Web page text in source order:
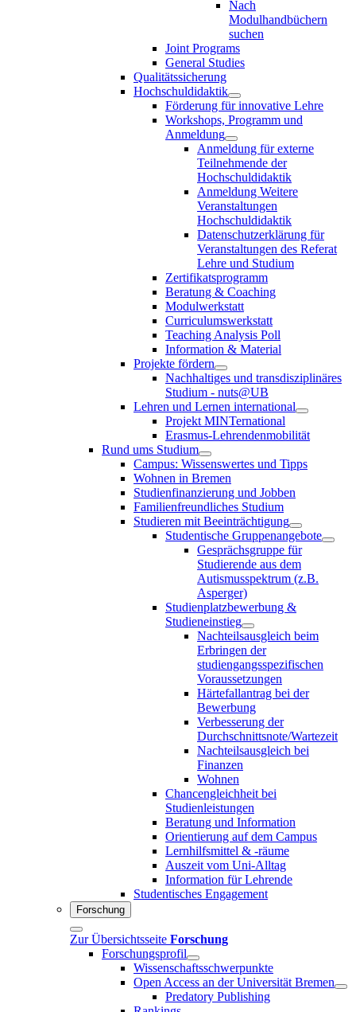
Nach
Modulhandbüchern
suchen
Joint Programs
General Studies
Qualitätssicherung
Hochschuldidaktik
Förderung für innovative Lehre
Workshops, Programm und
Anmeldung
Anmeldung für externe
Teilnehmende der
Hochschuldidaktik
Anmeldung Weitere
Veranstaltungen
Hochschuldidaktik
Datenschutzerklärung für
Veranstaltungen des Referat
Lehre und Studium
Zertifikatsprogramm
Beratung & Coaching
Modulwerkstatt
Curriculumswerkstatt
Teaching Analysis Poll
Information & Material
Projekte fördern
Nachhaltiges und transdisziplinäres
Studium - nuts@UB
Lehren und Lernen international
Projekt MINTernational
Erasmus-Lehrendenmobilität
Rund ums Studium
Campus: Wissenswertes und Tipps
Wohnen in Bremen
Studienfinanzierung und Jobben
Familienfreundliches Studium
Studieren mit Beeinträchtigung
Studentische Gruppenangebote
Gesprächsgruppe für
Studierende aus dem
Autismusspektrum (z.B.
Asperger)
Studienplatzbewerbung &
Studieneinstieg
Nachteilsausgleich beim
Erbringen der
studiengangsspezifischen
Voraussetzungen
Härtefallantrag bei der
Bewerbung
Verbesserung der
Durchschnittsnote/Wartezeit
Nachteilsausgleich bei
Finanzen
Wohnen
Chancengleichheit bei
Studienleistungen
Beratung und Information
Orientierung auf dem Campus
Lernhilfsmittel & -räume
Auszeit vom Uni-Alltag
Information für Lehrende
Studentisches Engagement
Forschung
Zur Übersichtsseite Forschung
Forschungsprofil
Wissenschaftsschwerpunkte
Open Access an der Universität Bremen
Predatory Publishing